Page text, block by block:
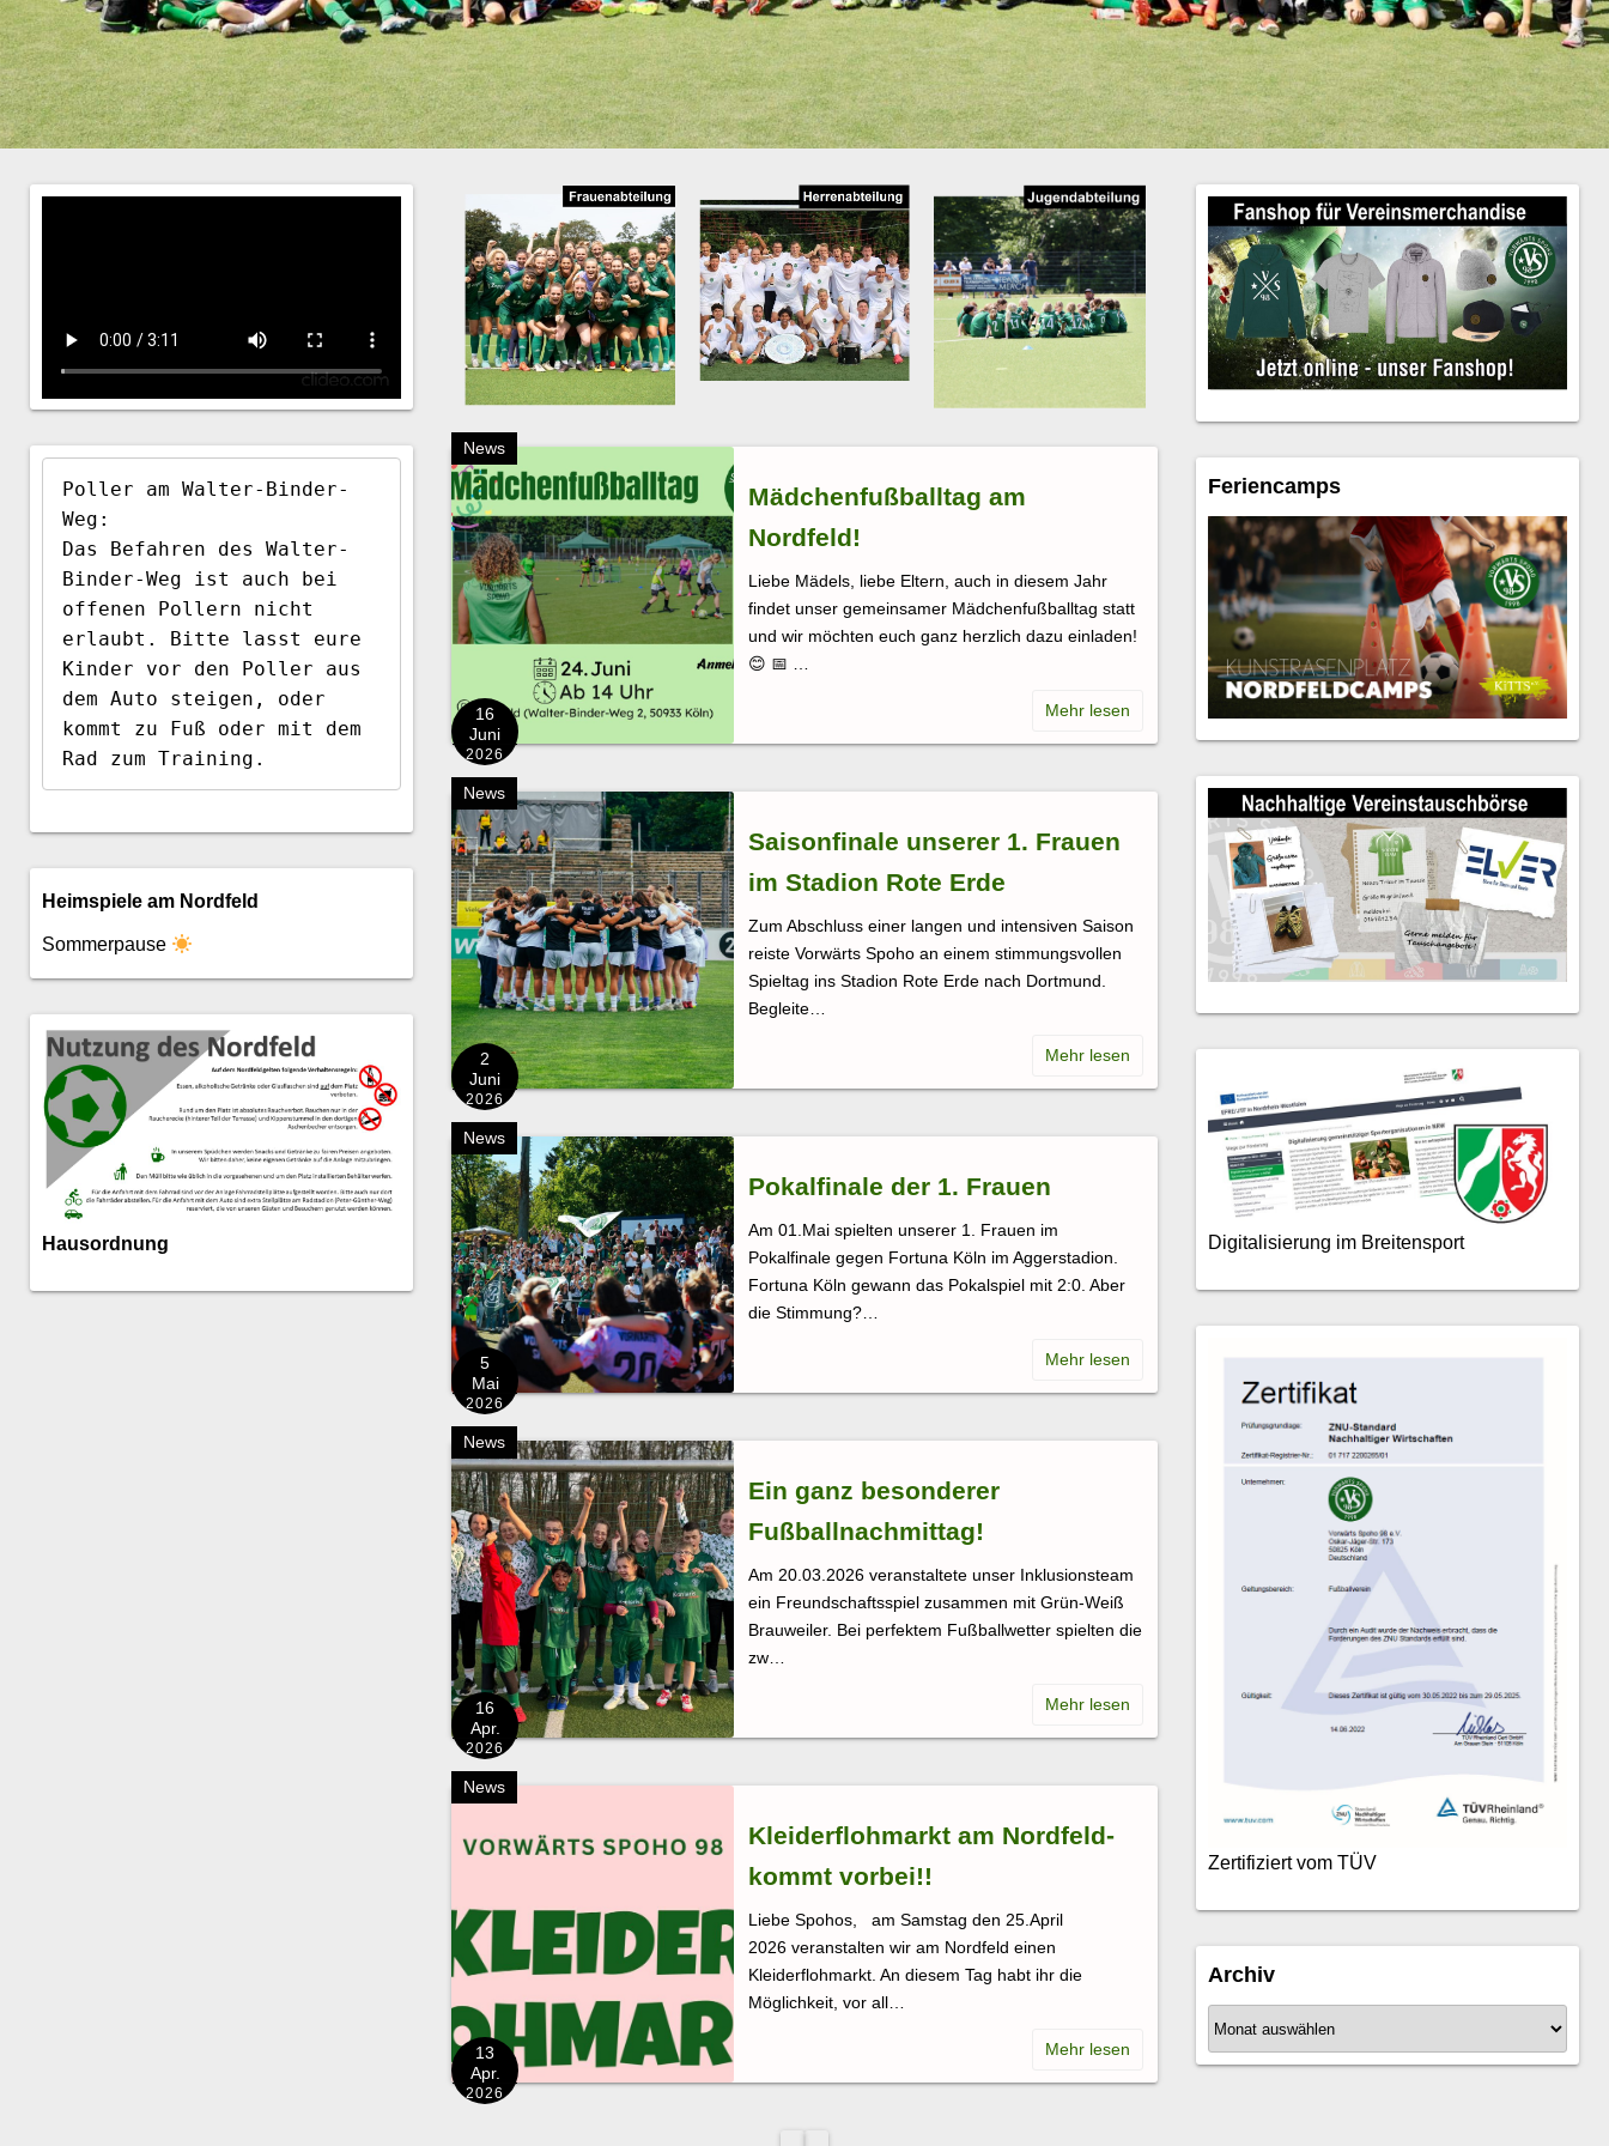
News
16
Juni
2026
Mädchenfußballtag am
Nordfeld!
Liebe Mädels, liebe Eltern, auch in diesem Jahr
findet unser gemeinsamer Mädchenfußballtag statt
und wir möchten euch ganz herzlich dazu einladen!
😊 📅 …
News
2
Juni
2026
Saisonfinale unserer 1. Frauen
im Stadion Rote Erde
Zum Abschluss einer langen und intensiven Saison
reiste Vorwärts Spoho an einem stimmungsvollen
Spieltag ins Stadion Rote Erde nach Dortmund.
Begleite…
News
5
Mai
2026
Pokalfinale der 1. Frauen
Am 01.Mai spielten unserer 1. Frauen im
Pokalfinale gegen Fortuna Köln im Aggerstadion.
Fortuna Köln gewann das Pokalspiel mit 2:0. Aber
die Stimmung?…
News
16
Apr.
2026
Ein ganz besonderer
Fußballnachmittag!
Am 20.03.2026 veranstaltete unser Inklusionsteam
ein Freundschaftsspiel zusammen mit Grün-Weiß
Brauweiler. Bei perfektem Fußballwetter spielten die
zw…
News
13
Apr.
2026
Kleiderflohmarkt am Nordfeld-
kommt vorbei!!
Liebe Spohos, am Samstag den 25.April
2026 veranstalten wir am Nordfeld einen
Kleiderflohmarkt. An diesem Tag habt ihr die
Möglichkeit, vor all…
Poller am Walter-Binder-
Weg:
Das Befahren des Walter-
Binder-Weg ist auch bei
offenen Pollern nicht
erlaubt. Bitte lasst eure
Kinder vor den Poller aus
dem Auto steigen, oder
kommt zu Fuß oder mit dem
Rad zum Training.
Heimspiele am Nordfeld
Sommerpause
Hausordnung
Feriencamps
Digitalisierung im Breitensport
Zertifiziert vom TÜV
Archiv
A
r